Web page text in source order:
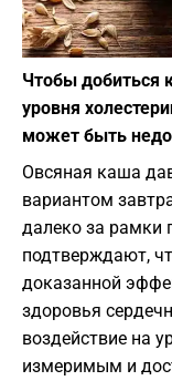
Чтобы добиться
уровня
может быть
Овсяная каша
вариантом
далеко за рамки
подтверждают,
доказанной
здоровья
воздействие на
измеримым и